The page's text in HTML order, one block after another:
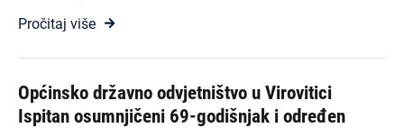
Pročitaj više
Općinsko državno odvjetništvo u Virovitici
Ispitan osumnjičeni 69-godišnjak i određen